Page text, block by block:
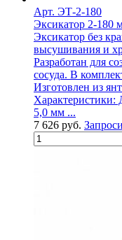
Арт. ЭТ-2-180
Эксикатор 2-180
Эксикатор без
высушивания и
Разработан для
сосуда. В
Изготовлен из
5,0 мм ...
7 626 руб.